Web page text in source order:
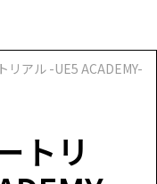
リアル -UE5 ACADEMY-
トリ